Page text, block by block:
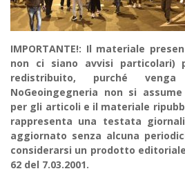
IMPORTANTE!: Il materiale
non ci siano avvisi particolari)
redistribuito, purché
NoGeoingegneria non si
per gli articoli e il materiale
rappresenta una testata
aggiornato senza alcuna
considerarsi un prodotto
62 del 7.03.2001.